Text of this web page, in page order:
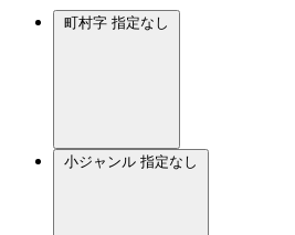
町村字 指定なし
小ジャンル 指定なし